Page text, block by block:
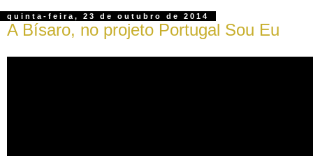
quinta-feira, 23 de outubro de 2014
A Bísaro, no projeto Portugal Sou Eu